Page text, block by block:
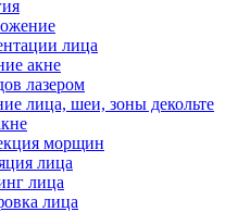
лица
акне
лазером
лица, шеи, зоны декольте
морщин
лица
лица
лица